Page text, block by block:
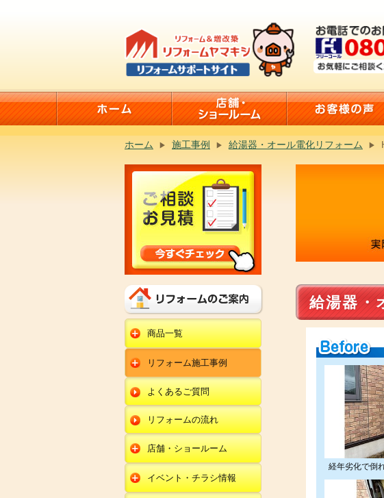
ホーム 施工事例 給湯器・オール電化リフォーム
給湯器・
Before
経年劣化で倒
商品一覧
水回りリフォーム
キッチンリフォーム
ユニットバスリフォー
ム
トイレリフォーム
洗面化粧台リフォー
ム
オール電化セット
エコキュート
給湯器
エクステリア
外壁塗装
内装リフォーム
リフォーム施工事例
キッチン
ユニットバス
トイレ
洗面化粧台
エクステリア
よくあるご質問
リフォームの流れ
店舗・ショールーム
田鶴浜店
金沢野々市店
イベント・チラシ情報
田鶴浜店